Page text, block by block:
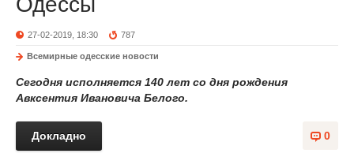
27-02-2019, 18:30 787
Всемирные одесские новости
Сегодня исполняется 140 лет со дня рождения
Авксентия Ивановича Белого.
0
Докладно